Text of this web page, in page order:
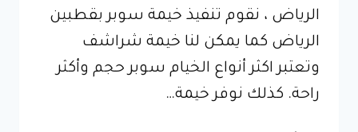
الرياض ، نقوم تنفيذ خيمة سوبر بقطبين
الرياض كما يمكن لنا خيمة شراشف
وتعتبر اكثر أنواع الخيام سوبر حجم وأكثر
راحة. كذلك نوفر خيمة…